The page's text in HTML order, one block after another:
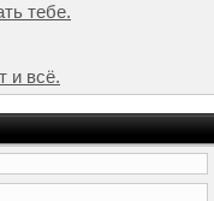
тебе.
и всё.